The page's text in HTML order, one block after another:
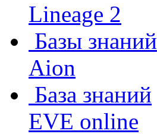
Lineage 2
Базы знаний
Aion
База знаний
EVE online